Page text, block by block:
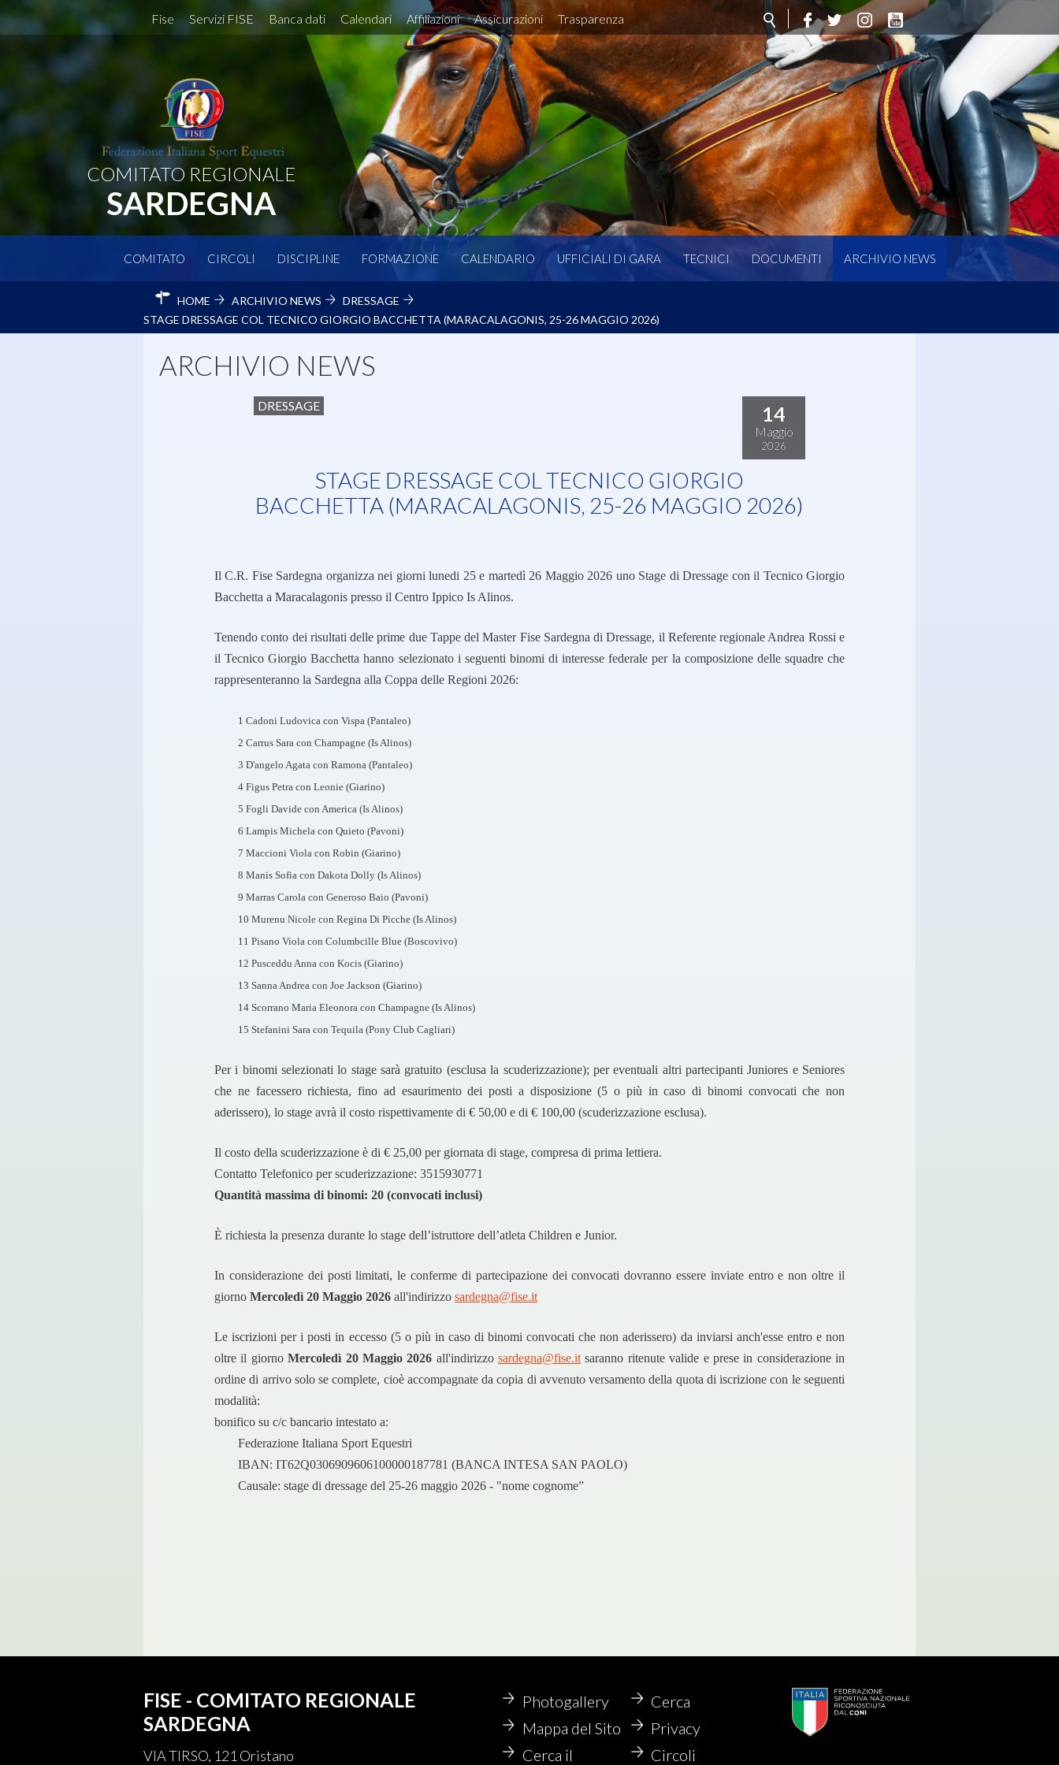
Fise Servizi FISE Banca dati Calendari Affiliazioni Assicurazioni Trasparenza
COMITATO REGIONALE
SARDEGNA
COMITATO CIRCOLI DISCIPLINE FORMAZIONE CALENDARIO UFFICIALI DI GARA TECNICI DOCUMENTI ARCHIVIO NEWS
HOME ARCHIVIO NEWS
DRESSAGE
STAGE DRESSAGE COL TECNICO GIORGIO BACCHETTA (MARACALAGONIS, 25-26 MAGGIO 2026)
ARCHIVIO NEWS
DRESSAGE 14
Maggio
2026
STAGE DRESSAGE COL TECNICO GIORGIO
BACCHETTA (MARACALAGONIS, 25-26 MAGGIO 2026)
Il C.R. Fise Sardegna organizza nei giorni lunedi 25 e martedì 26 Maggio 2026 uno Stage di Dressage con il Tecnico Giorgio
Bacchetta a Maracalagonis presso il Centro Ippico Is Alinos.
Tenendo conto dei risultati delle prime due Tappe del Master Fise Sardegna di Dressage, il Referente regionale Andrea Rossi e
il Tecnico Giorgio Bacchetta hanno selezionato i seguenti binomi di interesse federale per la composizione delle squadre che
rappresenteranno la Sardegna alla Coppa delle Regioni 2026:
1 Cadoni Ludovica con Vispa (Pantaleo)
2 Carrus Sara con Champagne (Is Alinos)
3 D'angelo Agata con Ramona (Pantaleo)
4 Figus Petra con Leonie (Giarino)
5 Fogli Davide con America (Is Alinos)
6 Lampis Michela con Quieto (Pavoni)
7 Maccioni Viola con Robin (Giarino)
8 Manis Sofia con Dakota Dolly (Is Alinos)
9 Marras Carola con Generoso Baio (Pavoni)
10 Murenu Nicole con Regina Di Picche (Is Alinos)
11 Pisano Viola con Columbcille Blue (Boscovivo)
12 Pusceddu Anna con Kocis (Giarino)
13 Sanna Andrea con Joe Jackson (Giarino)
14 Scorrano Maria Eleonora con Champagne (Is Alinos)
15 Stefanini Sara con Tequila (Pony Club Cagliari)
Per i binomi selezionati lo stage sarà gratuito (esclusa la scuderizzazione); per eventuali altri partecipanti Juniores e Seniores
che ne facessero richiesta, fino ad esaurimento dei posti a disposizione (5 o più in caso di binomi convocati che non
aderissero), lo stage avrà il costo rispettivamente di € 50,00 e di € 100,00 (scuderizzazione esclusa).
Il costo della scuderizzazione è di € 25,00 per giornata di stage, compresa di prima lettiera.
Contatto Telefonico per scuderizzazione: 3515930771
Quantità massima di binomi: 20 (convocati inclusi)
È richiesta la presenza durante lo stage dell’istruttore dell’atleta Children e Junior.
In considerazione dei posti limitati, le conferme di partecipazione dei convocati dovranno essere inviate entro e non oltre il
giorno Mercoledì 20 Maggio 2026 all'indirizzo sardegna@fise.it
Le iscrizioni per i posti in eccesso (5 o più in caso di binomi convocati che non aderissero) da inviarsi anch'esse entro e non
oltre il giornoMercoledì 20 Maggio 2026 all'indirizzo sardegna@fise.it saranno ritenute valide e prese in considerazione in
ordine di arrivo solo se complete, cioè accompagnate da copia di avvenuto versamento della quota di iscrizione con le seguenti
modalità:
bonifico su c/c bancario intestato a:
Federazione Italiana Sport Equestri
IBAN: IT62Q0306909606100000187781 (BANCA INTESA SAN PAOLO)
Causale: stage di dressage del 25-26 maggio 2026 - "nome cognome”
FISE - COMITATO REGIONALE
SARDEGNA
VIA TIRSO, 121 Oristano
Photogallery
Cerca
Mappa del Sito
Privacy
Cerca il
Circoli